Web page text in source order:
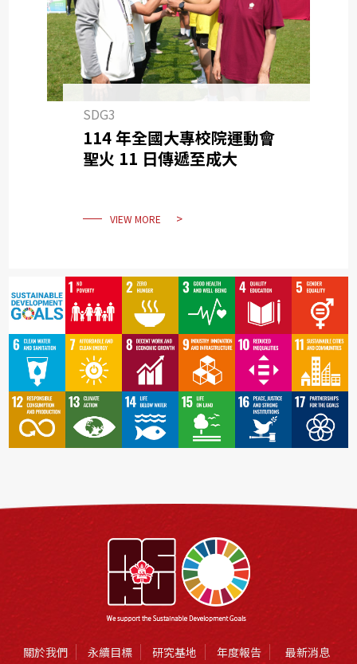
SDG3
114 年全國大專校院運動會
聖火 11 日傳遞至成大
VIEW MORE
關於我們 永續目標 研究基地 年度報告 最新消息